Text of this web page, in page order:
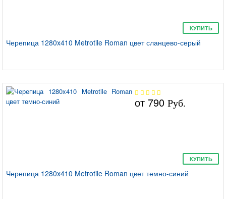
КУПИТЬ
Черепица 1280x410 Metrotile Roman цвет сланцево-серый
от 790 Руб.
КУПИТЬ
Черепица 1280x410 Metrotile Roman цвет темно-синий